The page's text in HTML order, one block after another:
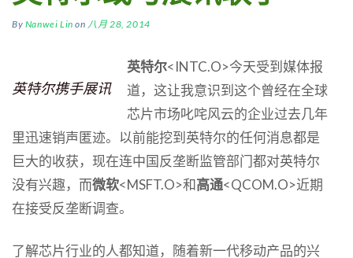
By Nanwei Lin on 八月 28, 2014
英特尔携手展讯
英特尔<INTC.O>今天受到媒体报
道，这让我意识到这个曾经在全球
芯片市场叱咤风云的企业过去几年
里迅速销声匿迹。以前能挖到英特尔的任何消息都是
巨大的收获，现在连中国反垄断监管部门都对英特尔
没有兴趣，而微软<MSFT.O>和高通<QCOM.O>近期
在接受反垄断调查。
了解芯片行业的人都知道，随着新一代移动产品的兴